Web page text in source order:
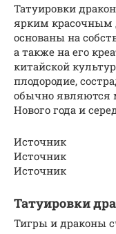
Татуировки
ярким красочным
основаны на
а также на его
китайской
плодородие,
обычно являются
Нового года и
Источник
Источник
Источник
Татуировки
Тигры и драконы